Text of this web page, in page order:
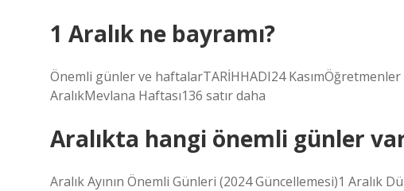
1 Aralık ne bayramı?
Önemli günler ve haftalarTARİHHADI24 KasımÖğretmenler
AralıkMevlana Haftası136 satır daha
Aralıkta hangi önemli günler
Aralık Ayının Önemli Günleri (2024 Güncellemesi)1 Aralık